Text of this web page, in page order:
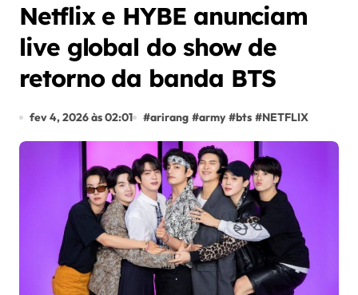
Netflix e HYBE anunciam
live global do show de
retorno da banda BTS
fev 4, 2026 às 02:01 #arirang #army #bts #NETFLIX